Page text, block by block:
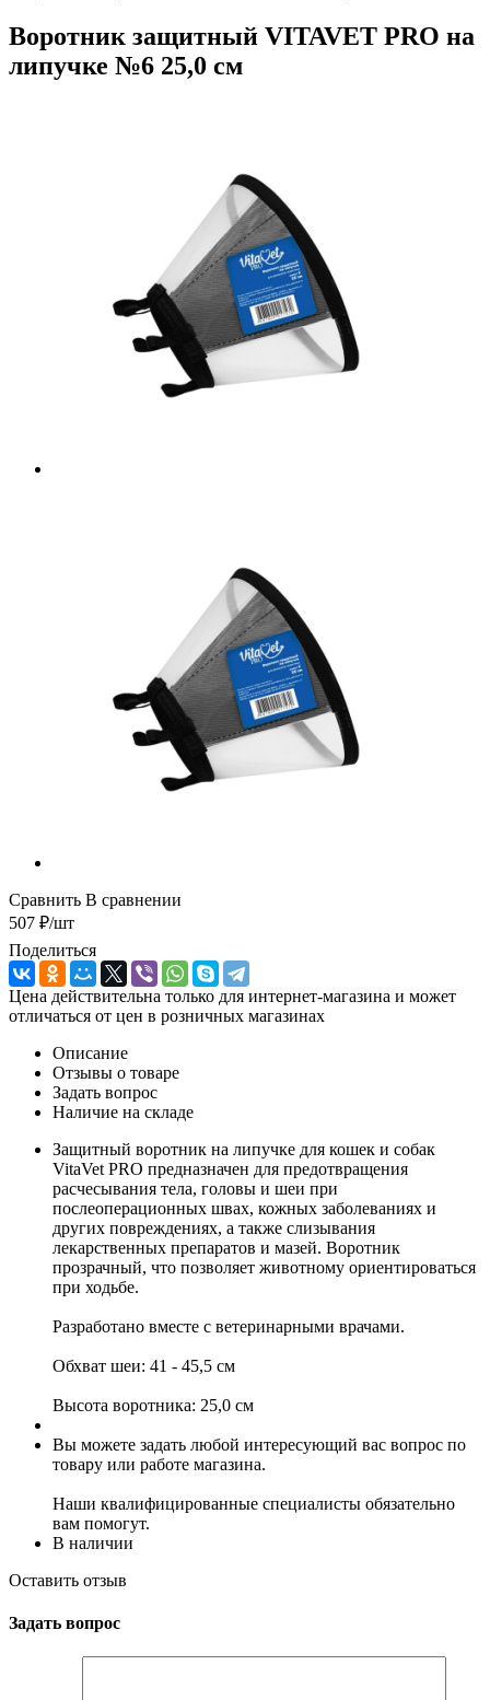
Воротник защитный VITAVET PRO на
липучке №6 25,0 см
Сравнить В сравнении
507 ₽/шт
Поделиться
Цена действительна только для интернет-магазина и может
отличаться от цен в розничных магазинах
Описание
Отзывы о товаре
Задать вопрос
Наличие на складе
Защитный воротник на липучке для кошек и собак
VitaVet PRO предназначен для предотвращения
расчесывания тела, головы и шеи при
послеоперационных швах, кожных заболеваниях и
других повреждениях, а также слизывания
лекарственных препаратов и мазей. Воротник
прозрачный, что позволяет животному ориентироваться
при ходьбе.
Разработано вместе с ветеринарными врачами.
Обхват шеи: 41 - 45,5 см
Высота воротника: 25,0 см
Вы можете задать любой интересующий вас вопрос по
товару или работе магазина.
Наши квалифицированные специалисты обязательно
вам помогут.
В наличии
Оставить отзыв
Задать вопрос